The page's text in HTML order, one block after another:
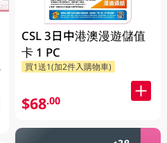
CSL 3日中港澳漫遊儲值
卡 1 PC
買1送1(加2件入購物車)
$68.00